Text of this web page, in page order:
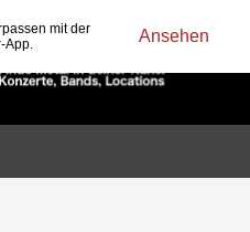
mit der
App.
Ansehen